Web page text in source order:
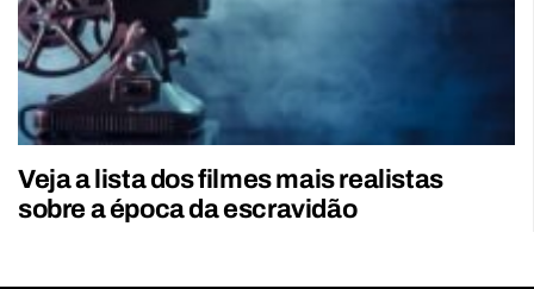
Veja a lista dos filmes mais realistas
sobre a época da escravidão